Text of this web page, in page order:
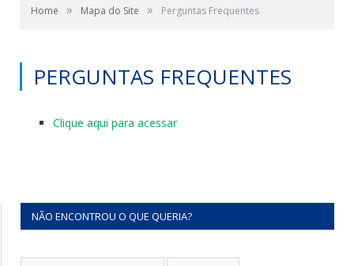
Home » Mapa do Site » Perguntas Frequentes
PERGUNTAS FREQUENTES
Clique aqui para acessar
NÃO ENCONTROU O QUE QUERIA?